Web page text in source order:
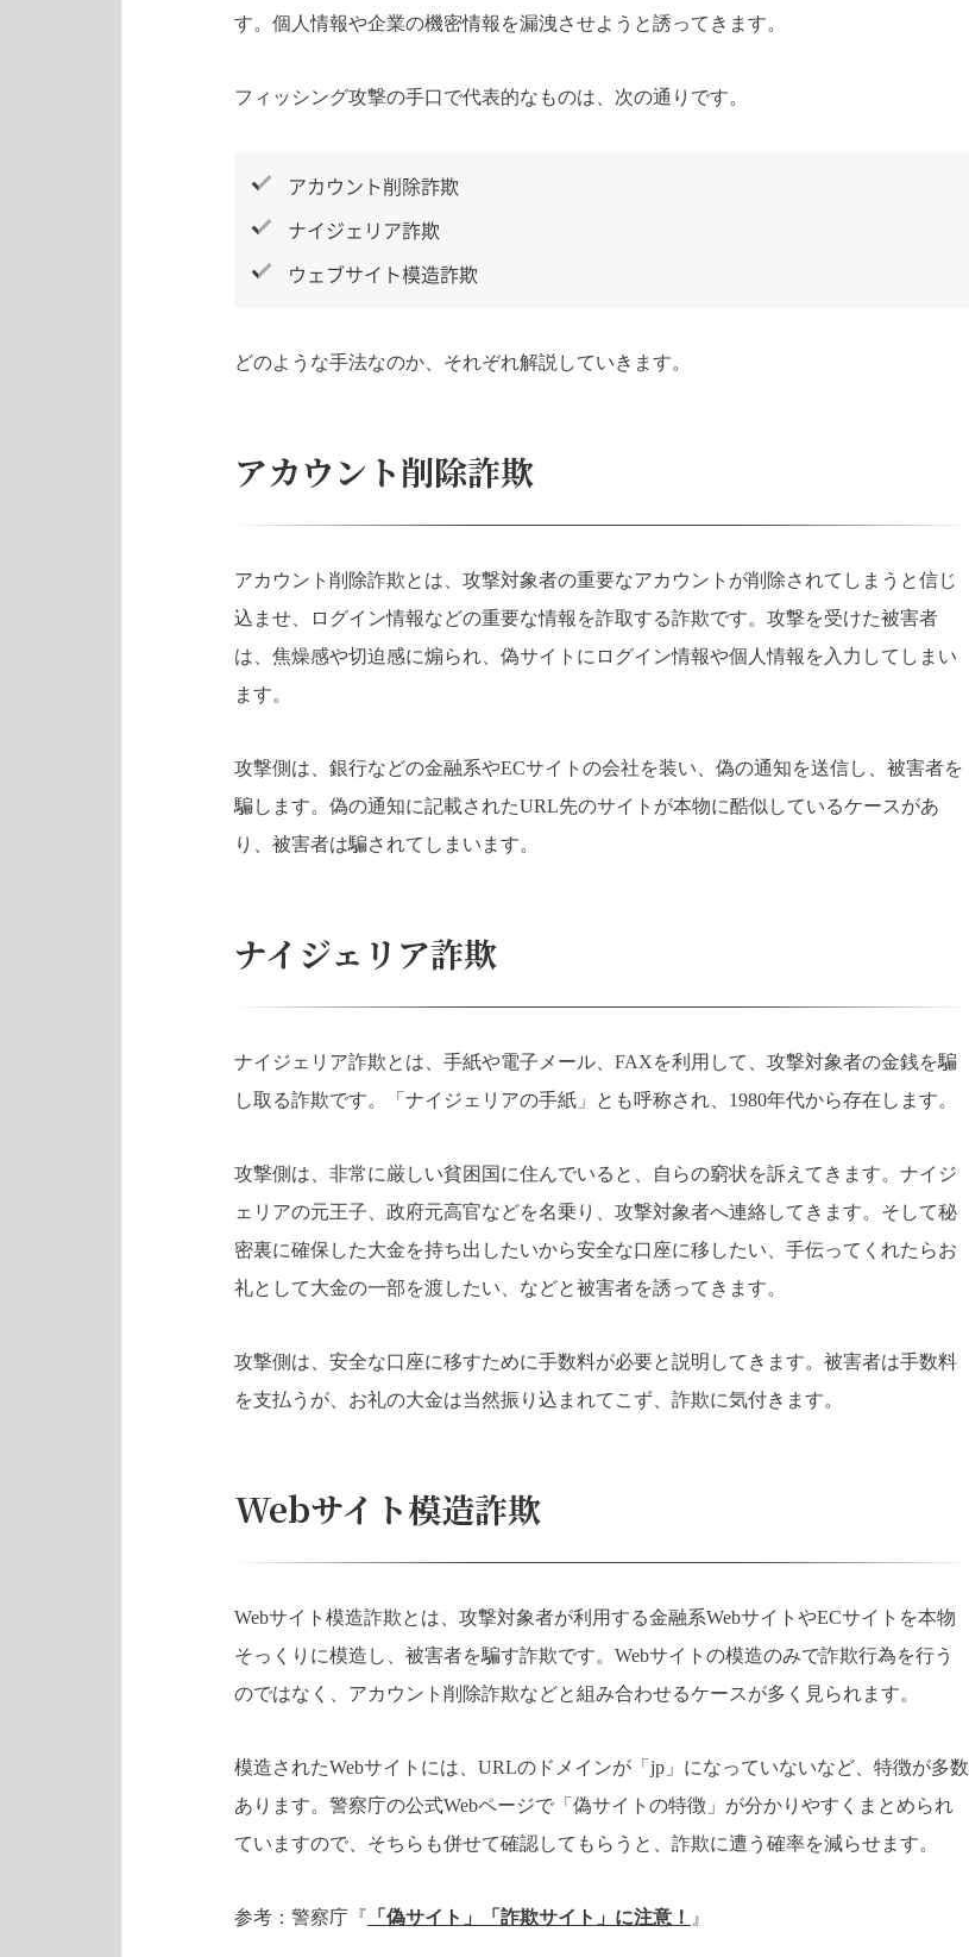
す。個人情報や企業の機密情報を漏洩させようと誘ってきます。
フィッシング攻撃の手口で代表的なものは、次の通りです。
アカウント削除詐欺
ナイジェリア詐欺
ウェブサイト模造詐欺
どのような手法なのか、それぞれ解説していきます。
アカウント削除詐欺
アカウント削除詐欺とは、攻撃対象者の重要なアカウントが削除されてしまうと信じ
込ませ、ログイン情報などの重要な情報を詐取する詐欺です。攻撃を受けた被害者
は、焦燥感や切迫感に煽られ、偽サイトにログイン情報や個人情報を入力してしまい
ます。
攻撃側は、銀行などの金融系やECサイトの会社を装い、偽の通知を送信し、被害者を
騙します。偽の通知に記載されたURL先のサイトが本物に酷似しているケースがあ
り、被害者は騙されてしまいます。
ナイジェリア詐欺
ナイジェリア詐欺とは、手紙や電子メール、FAXを利用して、攻撃対象者の金銭を騙
し取る詐欺です。「ナイジェリアの手紙」とも呼称され、1980年代から存在します。
攻撃側は、非常に厳しい貧困国に住んでいると、自らの窮状を訴えてきます。ナイジ
ェリアの元王子、政府元高官などを名乗り、攻撃対象者へ連絡してきます。そして秘
密裏に確保した大金を持ち出したいから安全な口座に移したい、手伝ってくれたらお
礼として大金の一部を渡したい、などと被害者を誘ってきます。
攻撃側は、安全な口座に移すために手数料が必要と説明してきます。被害者は手数料
を支払うが、お礼の大金は当然振り込まれてこず、詐欺に気付きます。
Webサイト模造詐欺
Webサイト模造詐欺とは、攻撃対象者が利用する金融系WebサイトやECサイトを本物
そっくりに模造し、被害者を騙す詐欺です。Webサイトの模造のみで詐欺行為を行う
のではなく、アカウント削除詐欺などと組み合わせるケースが多く見られます。
模造されたWebサイトには、URLのドメインが「jp」になっていないなど、特徴が多数
あります。警察庁の公式Webページで「偽サイトの特徴」が分かりやすくまとめられ
ていますので、そちらも併せて確認してもらうと、詐欺に遭う確率を減らせます。
参考：警察庁『 「偽サイト」「詐欺サイト」に注意！ 』